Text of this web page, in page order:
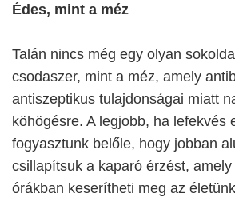
Édes, mint a méz
Talán nincs még egy olyan
csodaszer, mint a méz, amely
antiszeptikus tulajdonságai miatt
köhögésre. A legjobb, ha lefekvés
fogyasztunk belőle, hogy jobban
csillapítsuk a kaparó érzést,
órákban keserítheti meg az